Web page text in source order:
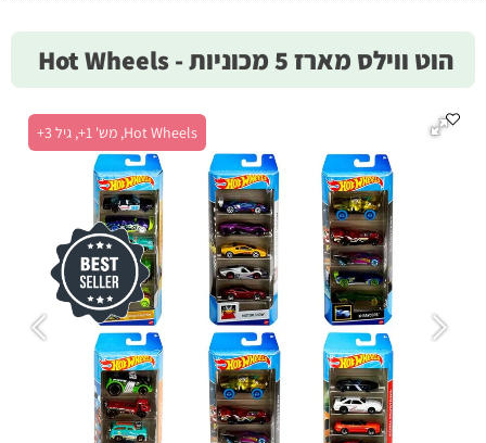
הוט ווילס מארז 5 מכוניות - Hot Wheels
Hot Wheels, מש' 1+, גיל 3+